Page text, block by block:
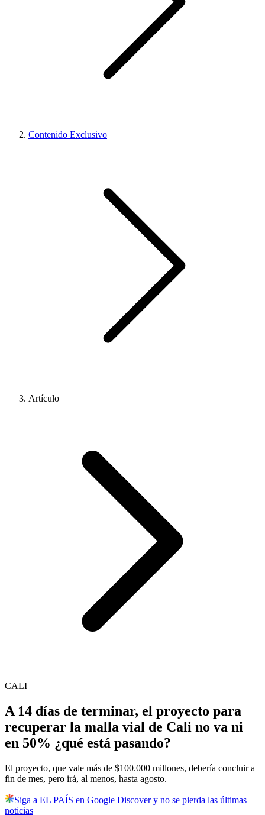
Contenido Exclusivo
Artículo
CALI
A 14 días de terminar, el proyecto para
recuperar la malla vial de Cali no va ni
en 50% ¿qué está pasando?
El proyecto, que vale más de $100.000 millones, debería concluir a
fin de mes, pero irá, al menos, hasta agosto.
Siga a EL PAÍS en Google Discover y no se pierda las últimas
noticias